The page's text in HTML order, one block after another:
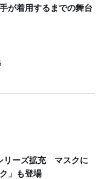
が着用するまでの舞台
リーズ拡充 マスクに
」も登場